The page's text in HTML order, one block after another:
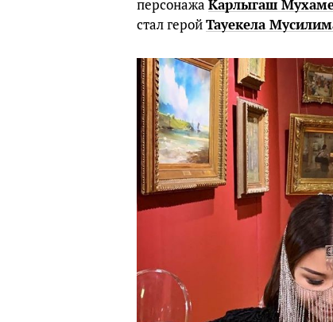
персонажа Карлыгаш
стал геройТауекела